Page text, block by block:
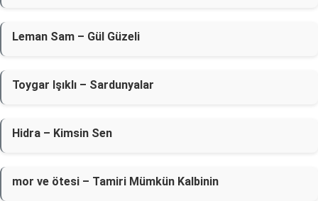
Leman Sam – Gül Güzeli
Toygar Işıklı – Sardunyalar
Hidra – Kimsin Sen
​mor ve ötesi – Tamiri Mümkün Kalbinin